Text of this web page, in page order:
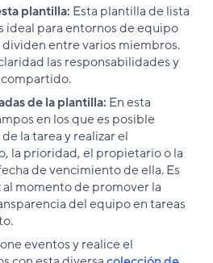
plantilla: Esta plantilla de lista
ideal para entornos de equipo
dividen entre varios miembros.
las responsabilidades y
de la plantilla: En esta
en los que es posible
la tarea y realizar el
la prioridad, el propietario o la
de vencimiento de ella. Es
momento de promover la
del equipo en tareas
eventos y realice el